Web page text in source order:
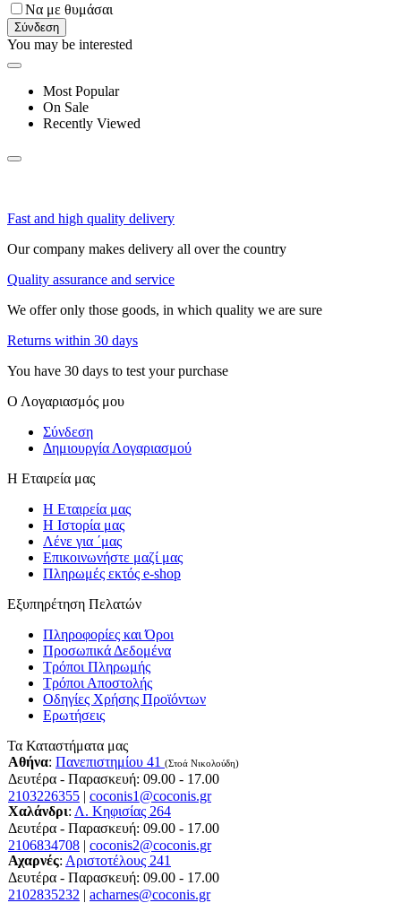
Να με θυμάσαι
Σύνδεση
You may be interested
Most Popular
On Sale
Recently Viewed
Fast and high quality delivery
Our company makes delivery all over the country
Quality assurance and service
We offer only those goods, in which quality we are sure
Returns within 30 days
You have 30 days to test your purchase
Ο Λογαριασμός μου
Σύνδεση
Δημιουργία Λογαριασμού
Η Εταιρεία μας
Η Εταιρεία μας
Η Ιστορία μας
Λένε για ΄μας
Επικοινωνήστε μαζί μας
Πληρωμές εκτός e-shop
Εξυπηρέτηση Πελατών
Πληροφορίες και Όροι
Προσωπικά Δεδομένα
Τρόποι Πληρωμής
Τρόποι Αποστολής
Οδηγίες Χρήσης Προϊόντων
Ερωτήσεις
Τα Καταστήματα μας
Αθήνα: Πανεπιστημίου 41 (Στοά Νικολούδη)
Δευτέρα - Παρασκευή: 09.00 - 17.00
2103226355 | coconis1@coconis.gr
Χαλάνδρι: Λ. Κηφισίας 264
Δευτέρα - Παρασκευή: 09.00 - 17.00
2106834708 | coconis2@coconis.gr
Αχαρνές: Αριστοτέλους 241
Δευτέρα - Παρασκευή: 09.00 - 17.00
2102835232 | acharnes@coconis.gr